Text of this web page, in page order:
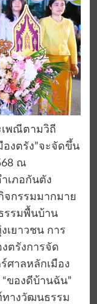
พณีตามวิถี
งตรัง”จะจัดขึ้น
ณ
เภอกันตัง
จกรรมมากมาย
รรมพื้นบ้าน
เยาวชน การ
ตรังการจัด
ศาลหลักเมือง
ของดีบ้านฉัน”
างวัฒนธรรม